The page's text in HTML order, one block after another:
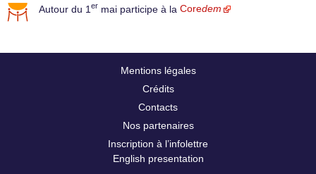
Autour du 1 er mai participe à la Coredem
Mentions légales
Crédits
Contacts
Nos partenaires
Inscription à l’infolettre
English presentation